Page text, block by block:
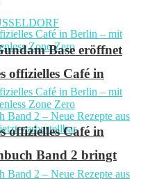
offizielles Café in
Band 2 bringt
Base eröffnet
offizielles Café in